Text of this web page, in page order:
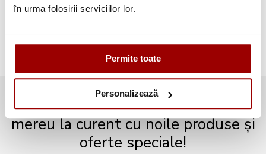
în urma folosirii serviciilor lor.
Permite toate
Personalizează
Broderii gratuite(103)
Abonează-te la newsletter și fii
mereu la curent cu noile produse și
oferte speciale!